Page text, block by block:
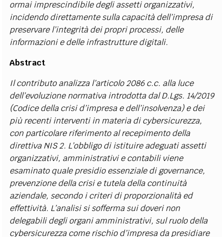
ormai imprescindibile degli assetti organizzativi,
incidendo direttamente sulla capacità dell’impresa di
preservare l’integrità dei propri processi, delle
informazioni e delle infrastrutture digitali.
Abstract
Il contributo analizza l’articolo 2086 c.c. alla luce
dell’evoluzione normativa introdotta dal D.Lgs. 14/2019
(Codice della crisi d’impresa e dell’insolvenza) e dei
più recenti interventi in materia di cybersicurezza,
con particolare riferimento al recepimento della
direttiva NIS 2. L’obbligo di istituire adeguati assetti
organizzativi, amministrativi e contabili viene
esaminato quale presidio essenziale di governance,
prevenzione della crisi e tutela della continuità
aziendale, secondo i criteri di proporzionalità ed
effettività. L’analisi si sofferma sui doveri non
delegabili degli organi amministrativi, sul ruolo della
cybersicurezza come rischio d’impresa da presidiare